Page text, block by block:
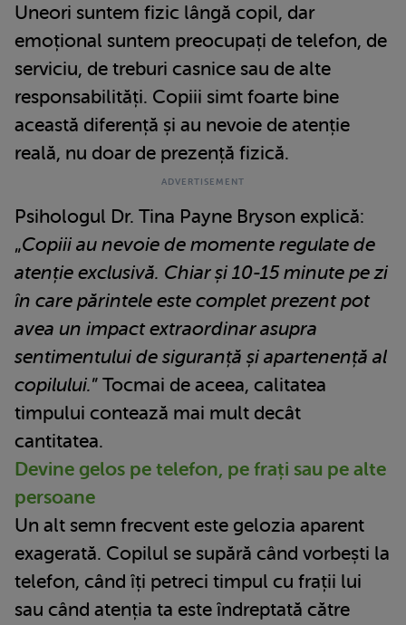
Uneori suntem fizic lângă copil, dar
emoțional suntem preocupați de telefon, de
serviciu, de treburi casnice sau de alte
responsabilități. Copiii simt foarte bine
această diferență și au nevoie de atenție
reală, nu doar de prezență fizică.
Psihologul Dr. Tina Payne Bryson explică:
„Copiii au nevoie de momente regulate de
atenție exclusivă. Chiar și 10-15 minute pe zi
în care părintele este complet prezent pot
avea un impact extraordinar asupra
sentimentului de siguranță și apartenență al
copilului.” Tocmai de aceea, calitatea
timpului contează mai mult decât
cantitatea.
Devine gelos pe telefon, pe frați sau pe alte
persoane
Un alt semn frecvent este gelozia aparent
exagerată. Copilul se supără când vorbești la
telefon, când îți petreci timpul cu frații lui
sau când atenția ta este îndreptată către